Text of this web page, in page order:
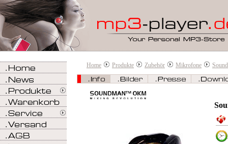
Home Produkte Zubehör Mikrofone